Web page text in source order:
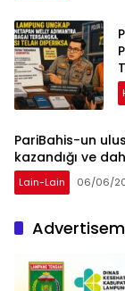
PariBahis-un
kazandığı ve
Lain-Lain 06/06/